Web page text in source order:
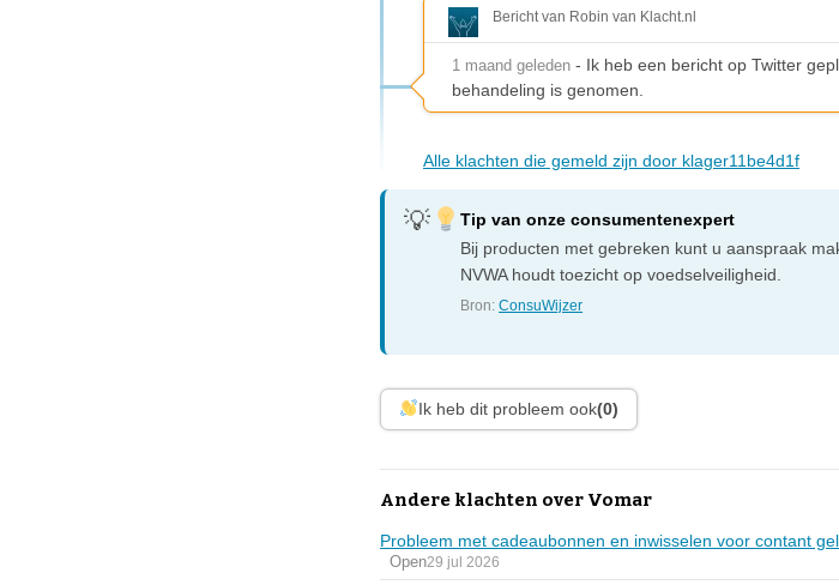
Bericht van Robin van Klacht.nl
1 maand geleden - Ik heb een bericht op Twitter
behandeling is genomen.
Alle klachten die gemeld zijn door klager11be4d1f
Tip van onze consumentenexpert
Bij producten met gebreken kunt u aanspraak
NVWA houdt toezicht op voedselveiligheid.
Bron:ConsuWijzer
Ik heb dit probleem ook(0)
Andere klachten over Vomar
Probleem met cadeaubonnen en inwisselen voor contant
Open29 jul 2026